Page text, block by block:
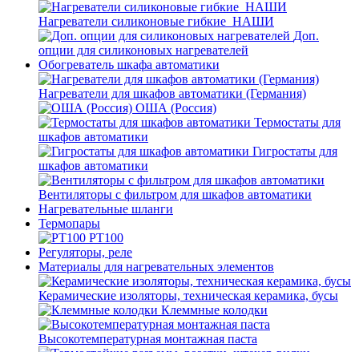
Нагреватели силиконовые гибкие_НАШИ
Доп.
опции для силиконовых нагревателей
Обогреватель шкафа автоматики
Нагреватели для шкафов автоматики (Германия)
ОША (Россия)
Термостаты для
шкафов автоматики
Гигростаты для
шкафов автоматики
Вентиляторы с фильтром для шкафов автоматики
Нагревательные шланги
Термопары
PT100
Регуляторы, реле
Материалы для нагревательных элементов
Керамические изоляторы, техническая керамика, бусы
Клеммные колодки
Высокотемпературная монтажная паста